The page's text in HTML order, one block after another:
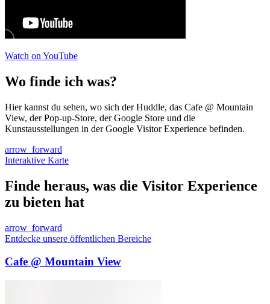
Watch on YouTube
Wo finde ich was?
Hier kannst du sehen, wo sich der Huddle, das Cafe @ Mountain
View, der Pop-up-Store, der Google Store und die
Kunstausstellungen in der Google Visitor Experience befinden.
arrow_forward
Interaktive Karte
Finde heraus, was die Visitor Experience
zu bieten hat
arrow_forward
Entdecke unsere öffentlichen Bereiche
Cafe @ Mountain View